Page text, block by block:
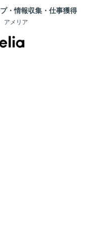
・情報収集・仕事獲得
アメリア